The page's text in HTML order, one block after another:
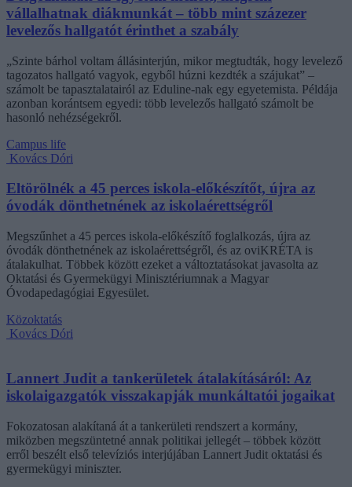
vállalhatnak diákmunkát – több mint százezer
levelezős hallgatót érinthet a szabály
„Szinte bárhol voltam állásinterjún, mikor megtudták, hogy levelező
tagozatos hallgató vagyok, egyből húzni kezdték a szájukat” –
számolt be tapasztalatairól az Eduline-nak egy egyetemista. Példája
azonban korántsem egyedi: több levelezős hallgató számolt be
hasonló nehézségekről.
Campus life
Kovács Dóri
Eltörölnék a 45 perces iskola-előkészítőt, újra az
óvodák dönthetnének az iskolaérettségről
Megszűnhet a 45 perces iskola-előkészítő foglalkozás, újra az
óvodák dönthetnének az iskolaérettségről, és az oviKRÉTA is
átalakulhat. Többek között ezeket a változtatásokat javasolta az
Oktatási és Gyermekügyi Minisztériumnak a Magyar
Óvodapedagógiai Egyesület.
Közoktatás
Kovács Dóri
Lannert Judit a tankerületek átalakításáról: Az
iskolaigazgatók visszakapják munkáltatói jogaikat
Fokozatosan alakítaná át a tankerületi rendszert a kormány,
miközben megszüntetné annak politikai jellegét – többek között
erről beszélt első televíziós interjújában Lannert Judit oktatási és
gyermekügyi miniszter.